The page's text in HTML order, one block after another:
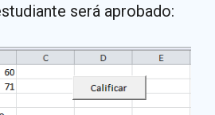
será aprobado: